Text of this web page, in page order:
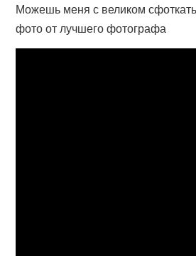
Можешь меня с великом
фото от лучшего фотографа